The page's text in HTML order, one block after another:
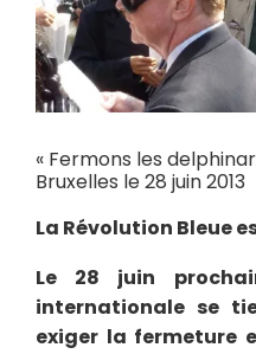
« Fermons les
Bruxelles le 28 juin 2013
La Révolution Bleue
Le 28 juin
internationale se
exiger la fermeture